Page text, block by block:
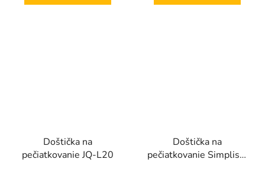
Doštička na
pečiatkovanie JQ-L20
Doštička na
pečiatkovanie Simplism